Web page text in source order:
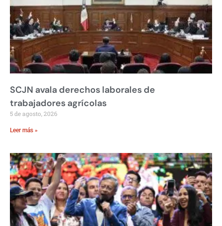
SCJN avala derechos laborales de
trabajadores agrícolas
5 de agosto, 2026
Leer más »